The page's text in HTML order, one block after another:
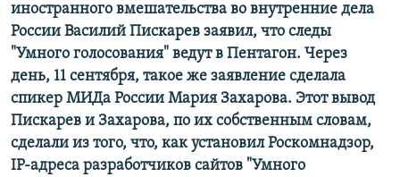
иностранного вмешательства во внутренние дела
России Василий Пискарев заявил, что следы
"Умного голосования" ведут в Пентагон. Через
день, 11 сентября, такое же заявление сделала
спикер МИДа России Мария Захарова. Этот вывод
Пискарев и Захарова, по их собственным словам,
сделали из того, что, как установил Роскомнадзор,
IP-адреса разработчиков сайтов "Умного